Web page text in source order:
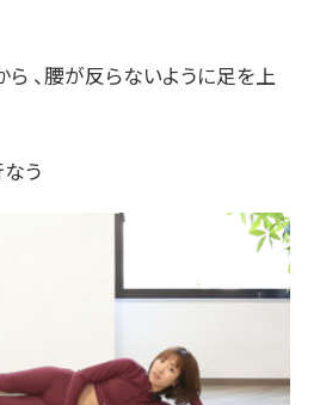
、腰が反らないように足を上
う